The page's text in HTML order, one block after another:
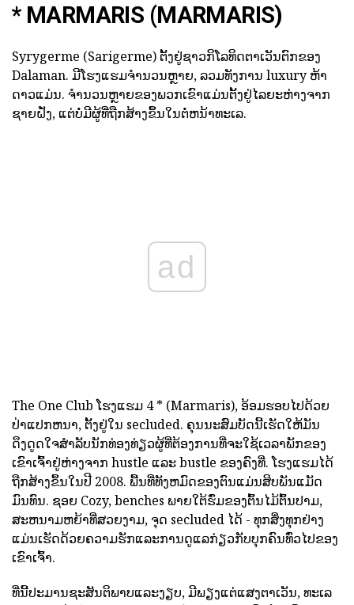
* MARMARIS (MARMARIS)
Syrygerme (Sarigerme) ຕັ້ງຢູ່ຊາວກິໂລທິດຕາເວັນຕົກຂອງ
Dalaman. ມີໂຮງແຮມຈໍານວນຫຼາຍ, ລວມທັງການ luxury ຫ້າ
ດາວແມ່ນ. ຈໍານວນຫຼາຍຂອງພວກເຂົາແມ່ນຕັ້ງຢູ່ໄລຍະຫ່າງຈາກ
ຊາຍຝັ່ງ, ແຕ່ບໍ່ມີຜູ້ທີ່ຖືກສ້າງຂຶ້ນໃນຕໍ່ຫນ້າທະເລ.
ad
The One Club ໂຮງແຮມ 4 * (Marmaris), ອ້ອມຮອບໄປດ້ວຍ
ປ່າແປກຫນາ, ຕັ້ງຢູ່ໃນ secluded. ຄຸນນະສົມບັດນີ້ເຮັດໃຫ້ມັນ
ດຶງດູດໃຈສໍາລັບນັກທ່ອງທ່ຽວຜູ້ທີ່ຕ້ອງການທີ່ຈະໃຊ້ເວລາພັກຂອງ
ເຂົາເຈົ້າຢູ່ຫ່າງຈາກ hustle ແລະ bustle ຂອງຄົງທີ່. ໂຮງແຮມໄດ້
ຖືກສ້າງຂຶ້ນໃນປີ 2008. ພື້ນທີ່ທັງຫມົດຂອງຕົນແມ່ນສິບພັນແມັດ
ມົນທົນ. ຊອຍ Cozy, benches ພາຍໃຕ້ຮົ່ມຂອງຕົ້ນໄມ້ຕົ້ນປາມ,
ສະຫນາມຫຍ້າທີ່ສວຍງາມ, ຈຸດ secluded ໄດ້ - ທຸກສິ່ງທຸກຢ່າງ
ແມ່ນເຮັດດ້ວຍຄວາມຮັກແລະການດູແລກ່ຽວກັບບຸກຄົນທົ່ວໄປຂອງ
ເຂົາເຈົ້າ.
ທີ່ນີ້ປະມານຊະສັນຕິພາບແລະງຽບ, ມີພຽງແຕ່ແສງຕາເວັນ, ທະເລ